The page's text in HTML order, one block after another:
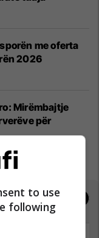
me oferta
2026
Mirëmbajtje
për
Pro
to use
following